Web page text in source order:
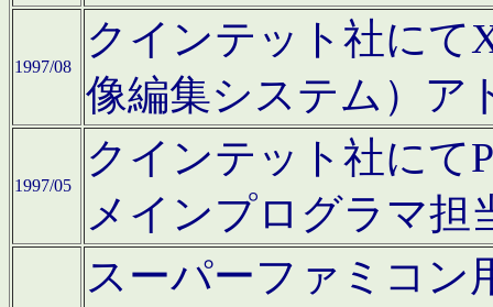
1997/08
クインテット社にて
像編集システム）ア
1997/05
クインテット社にて
メインプログラマ担
スーパーファミコン